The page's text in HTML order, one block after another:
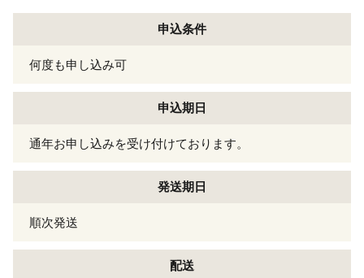
申込条件
何度も申し込み可
申込期日
通年お申し込みを受け付けております。
発送期日
順次発送
配送